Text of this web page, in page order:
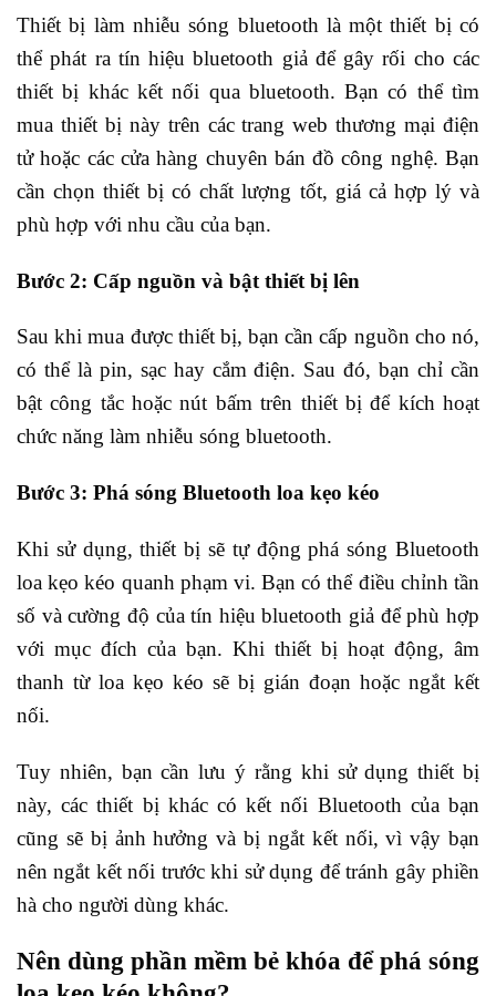
Thiết bị làm nhiễu sóng bluetooth là một thiết bị có
thể phát ra tín hiệu bluetooth giả để gây rối cho các
thiết bị khác kết nối qua bluetooth. Bạn có thể tìm
mua thiết bị này trên các trang web thương mại điện
tử hoặc các cửa hàng chuyên bán đồ công nghệ. Bạn
cần chọn thiết bị có chất lượng tốt, giá cả hợp lý và
phù hợp với nhu cầu của bạn.
Bước 2: Cấp nguồn và bật thiết bị lên
Sau khi mua được thiết bị, bạn cần cấp nguồn cho nó,
có thể là pin, sạc hay cắm điện. Sau đó, bạn chỉ cần
bật công tắc hoặc nút bấm trên thiết bị để kích hoạt
chức năng làm nhiễu sóng bluetooth.
Bước 3: Phá sóng Bluetooth loa kẹo kéo
Khi sử dụng, thiết bị sẽ tự động phá sóng Bluetooth
loa kẹo kéo quanh phạm vi. Bạn có thể điều chỉnh tần
số và cường độ của tín hiệu bluetooth giả để phù hợp
với mục đích của bạn. Khi thiết bị hoạt động, âm
thanh từ loa kẹo kéo sẽ bị gián đoạn hoặc ngắt kết
nối.
Tuy nhiên, bạn cần lưu ý rằng khi sử dụng thiết bị
này, các thiết bị khác có kết nối Bluetooth của bạn
cũng sẽ bị ảnh hưởng và bị ngắt kết nối, vì vậy bạn
nên ngắt kết nối trước khi sử dụng để tránh gây phiền
hà cho người dùng khác.
Nên dùng phần mềm bẻ khóa để phá sóng